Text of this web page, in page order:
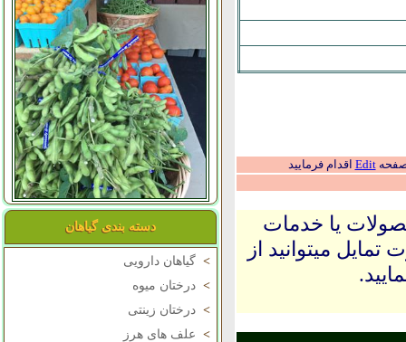
دسته بندی گیاهان
> گیاهان دارویی
> درختان میوه
> درختان زینتی
> علف های هرز
صفحهEdit اقدام فرمایید
یا خدمات
میتوانید از